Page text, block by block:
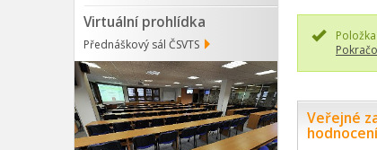
Veřejné
Virtuální prohlídka
Přednáškový sál ČSVTS